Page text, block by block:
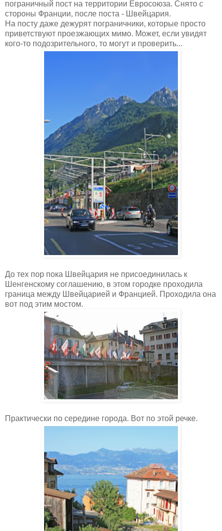
пограничный пост на территории Евросоюза. Снято с
стороны Франции, после поста - Швейцария.
На посту даже дежурят пограничники, которые просто
приветствуют проезжающих мимо. Может, если увидят
кого-то подозрительного, то могут и проверить...
До тех пор пока Швейцария не присоединилась к
Шенгенскому соглашению, в этом городке проходила
граница между Швейцарией и Францией. Проходила она
вот под этим мостом.
Практически по середине города. Вот по этой речке.